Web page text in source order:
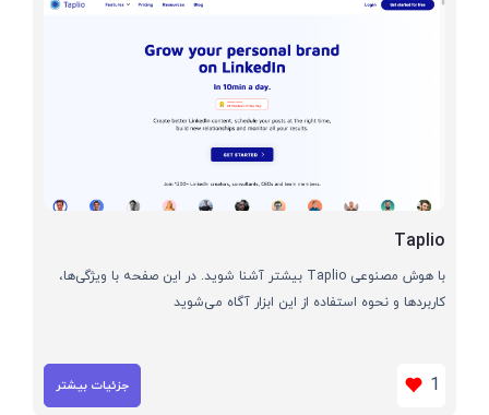
Taplio
با هوش مصنوعی Taplio بیشتر آشنا شوید. در این صفحه با ویژگی‌ها،
کاربردها و نحوه استفاده از این ابزار آگاه می‌شوید
1 جزئیات بیشتر